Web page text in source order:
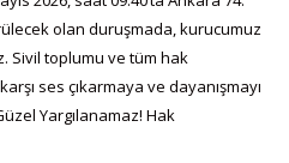
olan duruşmada, kurucumuz
Sivil toplumu ve tüm hak
ses çıkarmaya ve dayanışmayı
Yargılanamaz! Hak